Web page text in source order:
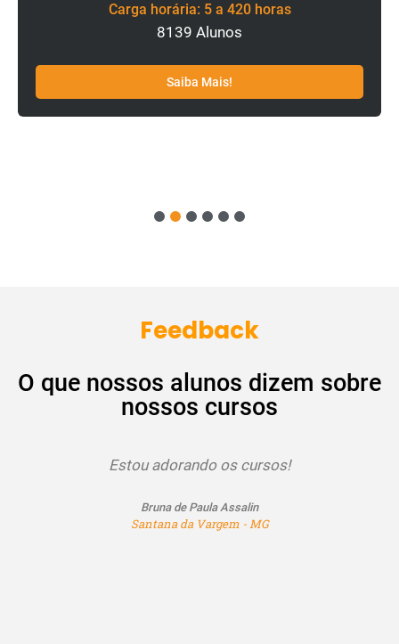
Carga horária: 5 a 420 horas
8139 Alunos
Saiba Mais!
4 5 6
Feedback
O que nossos alunos dizem sobre
nossos cursos
Estou adorando os cursos!
Bruna de Paula Assalin
Santana da Vargem - MG